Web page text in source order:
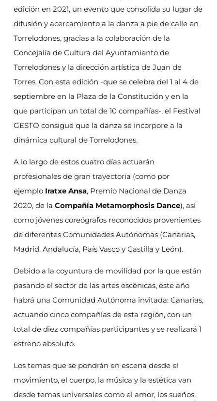
edición en 2021, un evento que consolida su lugar de
difusión y acercamiento a la danza a pie de calle en
Torrelodones, gracias a la colaboración de la
Concejalía de Cultura del Ayuntamiento de
Torrelodones y la dirección artística de Juan de
Torres. Con esta edición -que se celebra del 1 al 4 de
septiembre en la Plaza de la Constitución y en la
que participan un total de 10 compañías-, el Festival
GESTO consigue que la danza se incorpore a la
dinámica cultural de Torrelodones.
A lo largo de estos cuatro días actuarán
profesionales de gran trayectoria (como por
ejemplo Iratxe Ansa, Premio Nacional de Danza
2020, de la Compañía Metamorphosis Dance), así
como jóvenes coreógrafos reconocidos provenientes
de diferentes Comunidades Autónomas (Canarias,
Madrid, Andalucía, País Vasco y Castilla y León).
Debido a la coyuntura de movilidad por la que están
pasando el sector de las artes escénicas, este año
habrá una Comunidad Autónoma invitada: Canarias,
actuando cinco compañías de esta región, con un
total de diez compañías participantes y se realizará 1
estreno absoluto.
Los temas que se pondrán en escena desde el
movimiento, el cuerpo, la música y la estética van
desde temas universales como el amor, los sueños,